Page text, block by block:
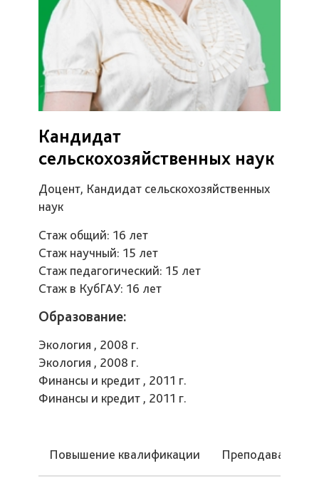
Кандидат
сельскохозяйственных наук
Доцент, Кандидат сельскохозяйственных
наук
Стаж общий: 16 лет
Стаж научный: 15 лет
Стаж педагогический: 15 лет
Стаж в КубГАУ: 16 лет
Образование:
Экология , 2008 г.
Экология , 2008 г.
Финансы и кредит , 2011 г.
Финансы и кредит , 2011 г.
Повышение квалификации Преподаваемые